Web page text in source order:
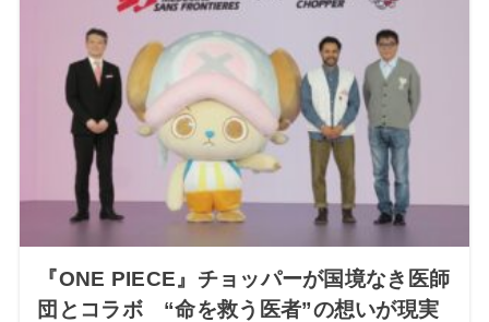
『ONE PIECE』チョッパーが国境なき医師
団とコラボ “命を救う医者”の想いが現実